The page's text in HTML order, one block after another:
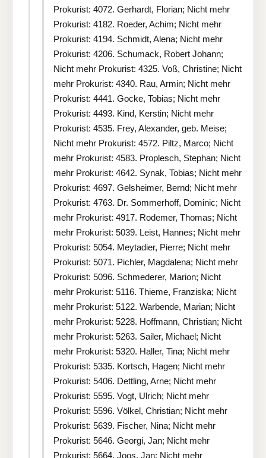
Prokurist: 4072. Gerhardt, Florian; Nicht mehr
Prokurist: 4182. Roeder, Achim; Nicht mehr
Prokurist: 4194. Schmidt, Alena; Nicht mehr
Prokurist: 4206. Schumack, Robert Johann;
Nicht mehr Prokurist: 4325. Voß, Christine; Nicht
mehr Prokurist: 4340. Rau, Armin; Nicht mehr
Prokurist: 4441. Gocke, Tobias; Nicht mehr
Prokurist: 4493. Kind, Kerstin; Nicht mehr
Prokurist: 4535. Frey, Alexander, geb. Meise;
Nicht mehr Prokurist: 4572. Piltz, Marco; Nicht
mehr Prokurist: 4583. Proplesch, Stephan; Nicht
mehr Prokurist: 4642. Synak, Tobias; Nicht mehr
Prokurist: 4697. Gelsheimer, Bernd; Nicht mehr
Prokurist: 4763. Dr. Sommerhoff, Dominic; Nicht
mehr Prokurist: 4917. Rodemer, Thomas; Nicht
mehr Prokurist: 5039. Leist, Hannes; Nicht mehr
Prokurist: 5054. Meytadier, Pierre; Nicht mehr
Prokurist: 5071. Pichler, Magdalena; Nicht mehr
Prokurist: 5096. Schmederer, Marion; Nicht
mehr Prokurist: 5116. Thieme, Franziska; Nicht
mehr Prokurist: 5122. Warbende, Marian; Nicht
mehr Prokurist: 5228. Hoffmann, Christian; Nicht
mehr Prokurist: 5263. Sailer, Michael; Nicht
mehr Prokurist: 5320. Haller, Tina; Nicht mehr
Prokurist: 5335. Kortsch, Hagen; Nicht mehr
Prokurist: 5406. Dettling, Arne; Nicht mehr
Prokurist: 5595. Vogt, Ulrich; Nicht mehr
Prokurist: 5596. Völkel, Christian; Nicht mehr
Prokurist: 5639. Fischer, Nina; Nicht mehr
Prokurist: 5646. Georgi, Jan; Nicht mehr
Prokurist: 5664. Joos, Jan; Nicht mehr